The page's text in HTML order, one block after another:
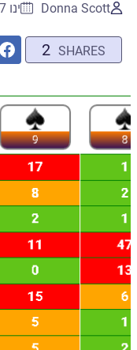
Donna Scott ינו 27, 2022
2 SHARES